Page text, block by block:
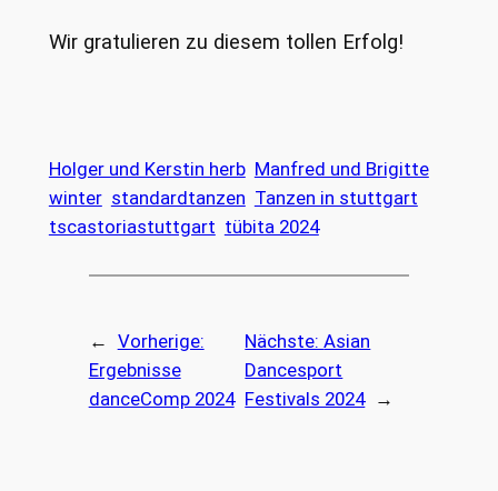
Wir gratulieren zu diesem tollen Erfolg!
Holger und Kerstin herb Manfred und Brigitte
winter standardtanzen Tanzen in stuttgart
tscastoriastuttgart tübita 2024
← Vorherige:
Ergebnisse
danceComp 2024
Nächste:Asian
Dancesport
Festivals 2024 →